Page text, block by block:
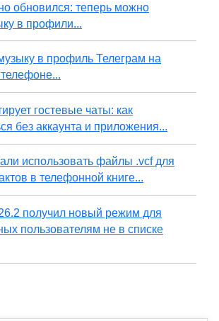
обновился: теперь можно
в профили...
в профиль Телеграм на
гостевые чаты: как
без аккаунта и приложения...
использовать файлы .vcf для
в телефонной книге...
получил новый режим для
пользователям не в списке